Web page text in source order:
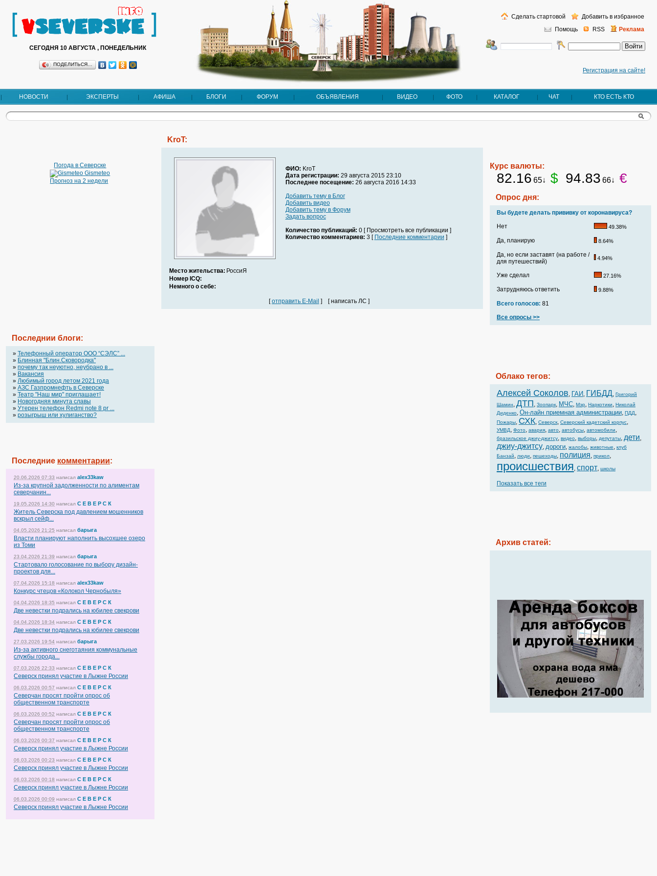
СЕГОДНЯ 10 АВГУСТА , ПОНЕДЕЛЬНИК
ПОДЕЛИТЬСЯ…
Регистрация на сайте!
Помощь RSS Реклама
Сделать стартовой Добавить в избранное
НОВОСТИ ЭКСПЕРТЫ АФИША БЛОГИ ФОРУМ ОБЪЯВЛЕНИЯ ВИДЕО ФОТО КАТАЛОГ ЧАТ КТО ЕСТЬ КТО
Погода в Северске
Gismeteo
Прогноз на 2 недели
Последнии блоги:
» Телефонный оператор OOO “СЭЛС” ...
» Блинная "Блин.Сковородка"
» почему так неуютно, неубрано в ...
» Вакансия
» Любимый город летом 2021 года
» АЗС Газпромнефть в Северске
» Театр "Наш мир" приглашает!
» Новогодняя минута славы
» Утерен телефон Redmi note 8 pr ...
» розыгрыш или хулиганство?
Последние комментарии:
20.06.2026 07:33 написал alex33kaw
Из-за крупной задолженности по алиментам
северчанин...
19.05.2026 14:30 написал С Е В Е Р С К
Житель Северска под давлением мошенников
вскрыл сейф...
04.05.2026 21:25 написал барыга
Власти планируют наполнить высохшее озеро
из Томи
23.04.2026 21:39 написал барыга
Стартовало голосование по выбору дизайн-
проектов для...
07.04.2026 15:18 написал alex33kaw
Конкурс чтецов «Колокол Чернобыля»
04.04.2026 18:35 написал С Е В Е Р С К
Две невестки подрались на юбилее свекрови
04.04.2026 18:34 написал С Е В Е Р С К
Две невестки подрались на юбилее свекрови
27.03.2026 19:54 написал барыга
Из-за активного снеготаяния коммунальные
службы города...
07.03.2026 22:33 написал С Е В Е Р С К
Северск принял участие в Лыжне России
06.03.2026 00:57 написал С Е В Е Р С К
Северчан просят пройти опрос об
общественном транспорте
06.03.2026 00:52 написал С Е В Е Р С К
Северчан просят пройти опрос об
общественном транспорте
06.03.2026 00:37 написал С Е В Е Р С К
Северск принял участие в Лыжне России
06.03.2026 00:23 написал С Е В Е Р С К
Северск принял участие в Лыжне России
06.03.2026 00:18 написал С Е В Е Р С К
Северск принял участие в Лыжне России
06.03.2026 00:09 написал С Е В Е Р С К
Северск принял участие в Лыжне России
KroT:
ФИО: KroT
Дата регистрации: 29 августа 2015 23:10
Последнее посещение: 26 августа 2016 14:33
Добавить тему в Блог
Добавить видео
Добавить тему в Форум
Задать вопрос
Количество публикаций: 0 [ Просмотреть все публикации ]
Количество комментариев: 3 [ Последние комментарии ]
Место жительства: РоссиЯ
Номер ICQ:
Немного о себе:
[отправить E-Mail ] [ написать ЛС ]
Курс валюты:
82.16 65↓ $ 94.83 66↓ €
Опрос дня:
Вы будете делать прививку от коронавируса?
Нет
49.38%
Да, планирую 8.64%
Да, но если заставят (на работе /
для путешествий)
4.94%
Уже сделал 27.16%
Затрудняюсь ответить 9.88%
Всего голосов: 81
Все опросы >>
Облако тегов:
Алексей Соколов, ГАИ, ГИБДД, Григорий
Шамин, ДТП, Зоопарк, МЧС, Мэр, Наркотики, Николай
Диденко, Он-лайн приемная администрации, ПДД,
Пожары, СХК, Северск, Северский кадетский корпус,
УМВД, Фото, авария, авто, автобусы, автомобили,
бразильское джиу-джитсу, видео, выборы, депутаты, дети,
джиу-джитсу, дороги, жалобы, животные, клуб
Банзай, люди, пешеходы, полиция, прикол,
происшествия, спорт, школы
Показать все теги
Архив статей: